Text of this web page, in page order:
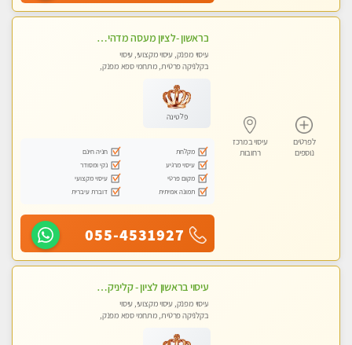
לפרטים
נוספים
עיסוי במרכז
רחובות
בראשון -לציון מעסה מדהימה ביותר בתל אביב ומומלץ לחלוטין! פרטי! ​​​​​​ Highly recommended
עיסוי מפנק, עיסוי מקצועי, עיסוי
בקלניקה פרטית, מתחמי ספא מפנק,
פלטינה
מקלחת
חניה חינם
עיסוי מרגיע
נקי ומסודר
מקום פרטי
עיסוי מקצועי
תמונה אמיתית
דוברת עיברית
055-4531927
עיסוי בראשון לציון - קליניקה פרטית עיסוי קסום איכותי ומרגיע מידי זהב עיסוי שבדי קלאסי ורפלקסולוגיה שרות מקצועי טל- 052-4818650
עיסוי מפנק, עיסוי מקצועי, עיסוי
בקלניקה פרטית, מתחמי ספא מפנק,